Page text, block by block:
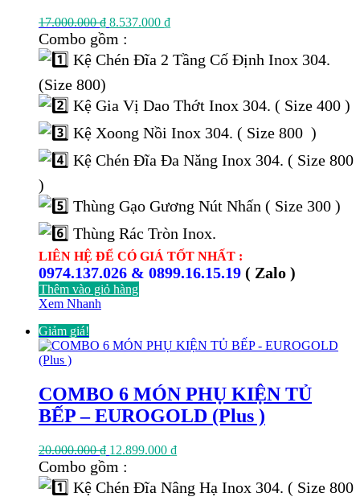
17.000.000₫ Giá
gốc
17.000.000 ₫.
8.537.000 ₫Giá
là:
Combo gồm :
Kệ Chén Đĩa 2 Tầng Cố Định Inox 304.
(Size 800)
Kệ Gia Vị Dao Thớt Inox 304. ( Size 400 )
Kệ Xoong Nồi Inox 304. ( Size 800 )
Kệ Chén Đĩa Đa Năng Inox 304. ( Size 800
)
Thùng Gạo Gương Nút Nhấn ( Size 300 )
Thùng Rác Tròn Inox.
LIÊN HỆ ĐỂ CÓ GIÁ TỐT NHẤT :
0974.137.026 & 0899.16.15.19 ( Zalo )
Thêm vào giỏ hàng
Xem Nhanh
Giảm giá!
COMBO 6 MÓN PHỤ KIỆN TỦ
BẾP – EUROGOLD (Plus )
20.000.000₫ Giá
gốc
20.000.000 ₫.
12.899.000 ₫Giá
là:
Combo gồm :
Kệ Chén Đĩa Nâng Hạ Inox 304. ( Size 800